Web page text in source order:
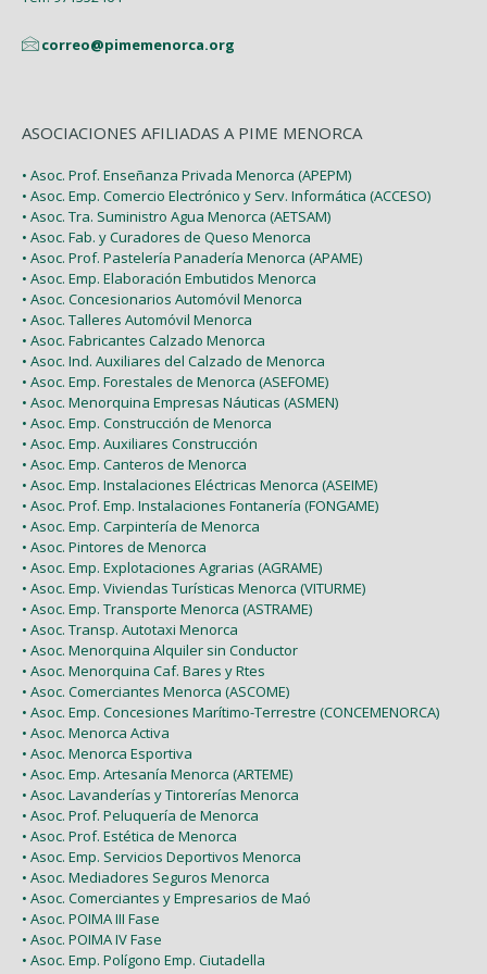
correo@pimemenorca.org
ASOCIACIONES AFILIADAS A PIME MENORCA
• Asoc. Prof. Enseñanza Privada Menorca (APEPM)
• Asoc. Emp. Comercio Electrónico y Serv. Informática (ACCESO)
• Asoc. Tra. Suministro Agua Menorca (AETSAM)
• Asoc. Fab. y Curadores de Queso Menorca
• Asoc. Prof. Pastelería Panadería Menorca (APAME)
• Asoc. Emp. Elaboración Embutidos Menorca
• Asoc. Concesionarios Automóvil Menorca
• Asoc. Talleres Automóvil Menorca
• Asoc. Fabricantes Calzado Menorca
• Asoc. Ind. Auxiliares del Calzado de Menorca
• Asoc. Emp. Forestales de Menorca (ASEFOME)
• Asoc. Menorquina Empresas Náuticas (ASMEN)
• Asoc. Emp. Construcción de Menorca
• Asoc. Emp. Auxiliares Construcción
• Asoc. Emp. Canteros de Menorca
• Asoc. Emp. Instalaciones Eléctricas Menorca (ASEIME)
• Asoc. Prof. Emp. Instalaciones Fontanería (FONGAME)
• Asoc. Emp. Carpintería de Menorca
• Asoc. Pintores de Menorca
• Asoc. Emp. Explotaciones Agrarias (AGRAME)
• Asoc. Emp. Viviendas Turísticas Menorca (VITURME)
• Asoc. Emp. Transporte Menorca (ASTRAME)
• Asoc. Transp. Autotaxi Menorca
• Asoc. Menorquina Alquiler sin Conductor
• Asoc. Menorquina Caf. Bares y Rtes
• Asoc. Comerciantes Menorca (ASCOME)
• Asoc. Emp. Concesiones Marítimo-Terrestre (CONCEMENORCA)
• Asoc. Menorca Activa
• Asoc. Menorca Esportiva
• Asoc. Emp. Artesanía Menorca (ARTEME)
• Asoc. Lavanderías y Tintorerías Menorca
• Asoc. Prof. Peluquería de Menorca
• Asoc. Prof. Estética de Menorca
• Asoc. Emp. Servicios Deportivos Menorca
• Asoc. Mediadores Seguros Menorca
• Asoc. Comerciantes y Empresarios de Maó
• Asoc. POIMA III Fase
• Asoc. POIMA IV Fase
• Asoc. Emp. Polígono Emp. Ciutadella